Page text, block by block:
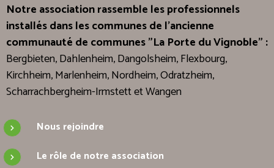
Notre association rassemble les professionnels
installés dans les communes de l'ancienne
communauté de communes "La Porte du Vignoble" :
Bergbieten, Dahlenheim, Dangolsheim, Flexbourg,
Kirchheim, Marlenheim, Nordheim, Odratzheim,
Scharrachbergheim-Irmstett et Wangen
Nous rejoindre
Le rôle de notre association